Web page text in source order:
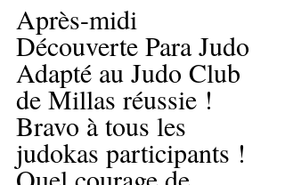
Après-midi
Découverte Para Judo
Adapté au Judo Club
de Millas réussie !
Bravo à tous les
judokas participants !